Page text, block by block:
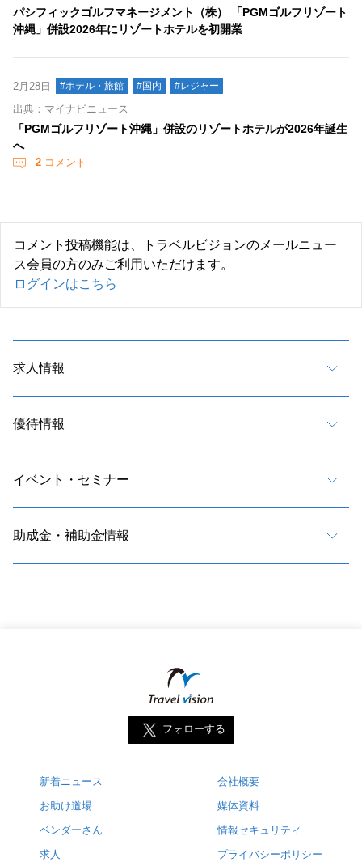
パシフィックゴルフマネージメント（株） 「PGMゴルフリゾート
沖縄」併設2026年にリゾートホテルを初開業
2月28日 #ホテル・旅館 #国内 #レジャー
出典：マイナビニュース
「PGMゴルフリゾート沖縄」併設のリゾートホテルが2026年誕生
へ
2 コメント
コメント投稿機能は、トラベルビジョンのメールニュー
ス会員の方のみご利用いただけます。
ログインはこちら
求人情報
優待情報
イベント・セミナー
助成金・補助金情報
フォローする
新着ニュース
お助け道場
ベンダーさん
求人
会社概要
媒体資料
情報セキュリティ
プライバシーポリシー